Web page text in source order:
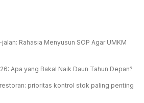
Rahasia Menyusun SOP Agar UMKM
Apa yang Bakal Naik Daun Tahun Depan?
prioritas kontrol stok paling penting